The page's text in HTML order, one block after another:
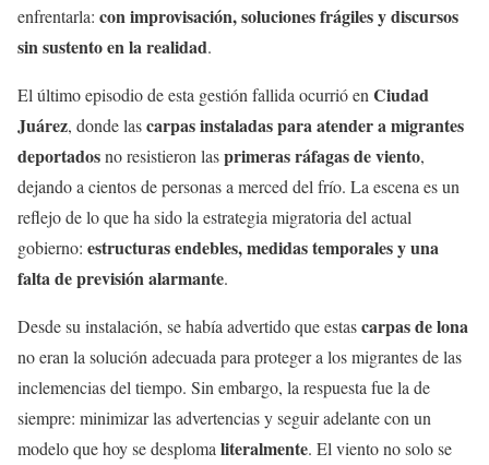
enfrentarla: con improvisación, soluciones frágiles y discursos
sin sustento en la realidad.
El último episodio de esta gestión fallida ocurrió enCiudad
Juárez, donde lascarpas instaladas para atender a migrantes
deportadosno resistieron lasprimeras ráfagas de viento,
dejando a cientos de personas a merced del frío. La escena es un
reflejo de lo que ha sido la estrategia migratoria del actual
gobierno: estructuras endebles, medidas temporales y una
falta de previsión alarmante.
Desde su instalación, se había advertido que estascarpas de lona
no eran la solución adecuada para proteger a los migrantes de las
inclemencias del tiempo. Sin embargo, la respuesta fue la de
siempre: minimizar las advertencias y seguir adelante con un
modelo que hoy se desplomaliteralmente. El viento no solo se